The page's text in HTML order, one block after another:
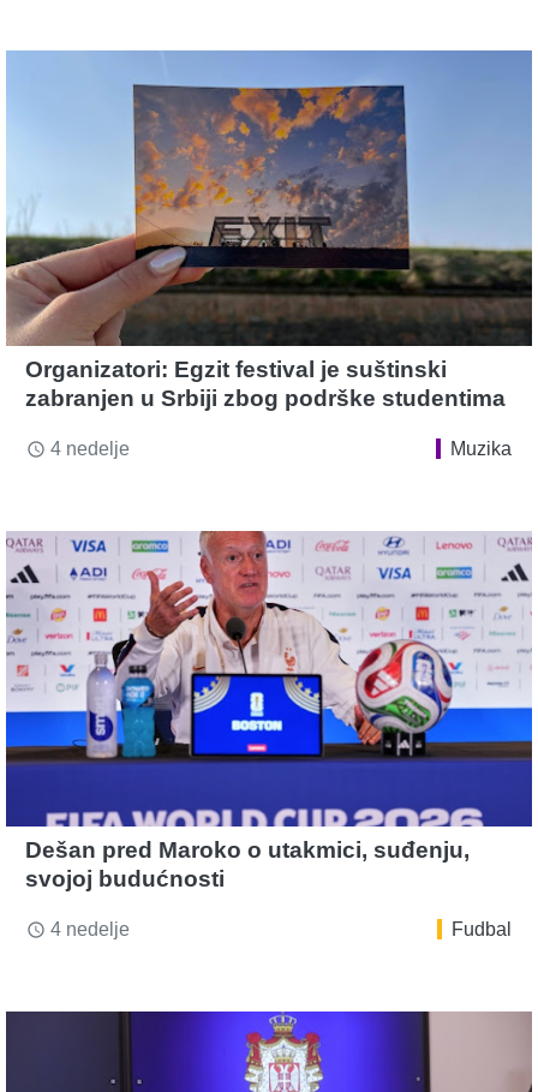
Organizatori: Egzit festival je suštinski
zabranjen u Srbiji zbog podrške studentima
access_time 4 nedelje Muzika
Dešan pred Maroko o utakmici, suđenju,
svojoj budućnosti
access_time 4 nedelje Fudbal